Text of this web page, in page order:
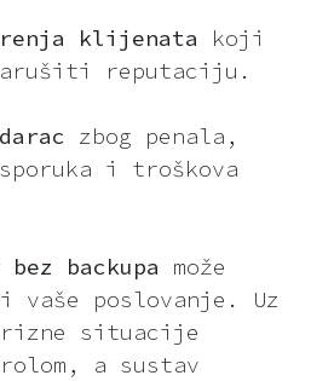
klijenata koji
reputaciju.
zbog penala,
i troškova
bez backupa može
poslovanje. Uz
situacije
a sustav